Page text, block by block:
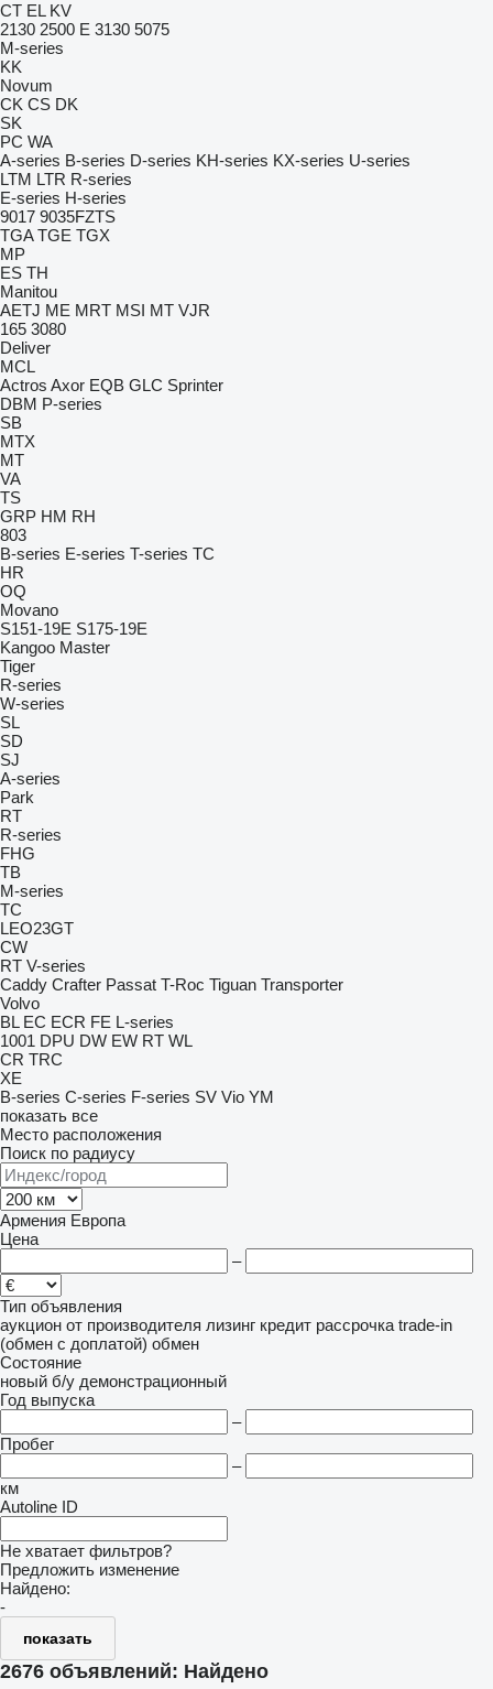
CT EL KV
2130 2500 E 3130 5075
M-series
KK
Novum
CK CS DK
SK
PC WA
A-series B-series D-series KH-series KX-series U-series
LTM LTR R-series
E-series H-series
9017 9035FZTS
TGA TGE TGX
MP
ES TH
Manitou
AETJ ME MRT MSI MT VJR
165 3080
Deliver
MCL
Actros Axor EQB GLC Sprinter
DBM P-series
SB
MTX
MT
VA
TS
GRP HM RH
803
B-series E-series T-series TC
HR
OQ
Movano
S151-19E S175-19E
Kangoo Master
Tiger
R-series
W-series
SL
SD
SJ
A-series
Park
RT
R-series
FHG
TB
M-series
TC
LEO23GT
CW
RT V-series
Caddy Crafter Passat T-Roc Tiguan Transporter
Volvo
BL EC ECR FE L-series
1001 DPU DW EW RT WL
CR TRC
XE
B-series C-series F-series SV Vio YM
показать все
Место расположения
Поиск по радиусу
Армения Европа
Цена
–
Тип объявления
аукцион от производителя лизинг кредит рассрочка trade-in
(обмен с доплатой) обмен
Состояние
новый б/у демонстрационный
Год выпуска
–
Пробег
–
км
Autoline ID
Не хватает фильтров?
Предложить изменение
Найдено:
-
показать
2676 объявлений: Найдено